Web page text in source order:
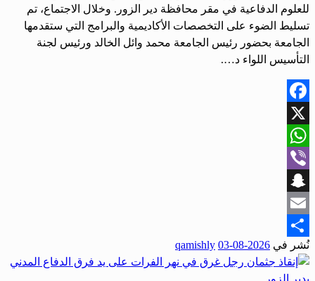
للعلوم الدفاعية في مقر محافظة دير الزور. وخلال الاجتماع، تم
تسليط الضوء على التخصصات الأكاديمية والبرامج التي ستقدمها
الجامعة بحضور رئيس الجامعة محمد وائل الخالد ورئيس لجنة
التأسيس اللواء د….
Facebook
X
WhatsApp
Viber
Snapchat
Email
Share
نُشر في 2026-08-03
qamishly